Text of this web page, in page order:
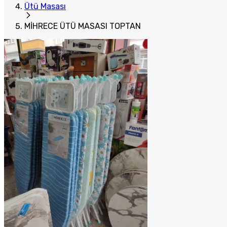
Ütü Masası
MİHRECE ÜTÜ MASASI TOPTAN